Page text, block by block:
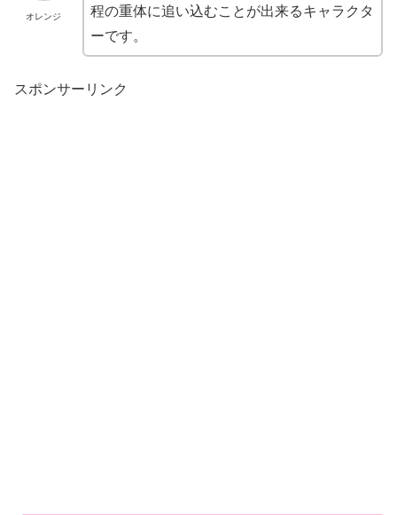
オレンジ
程の重体に追い込むことが出来るキャラクタ
ーです。
スポンサーリンク